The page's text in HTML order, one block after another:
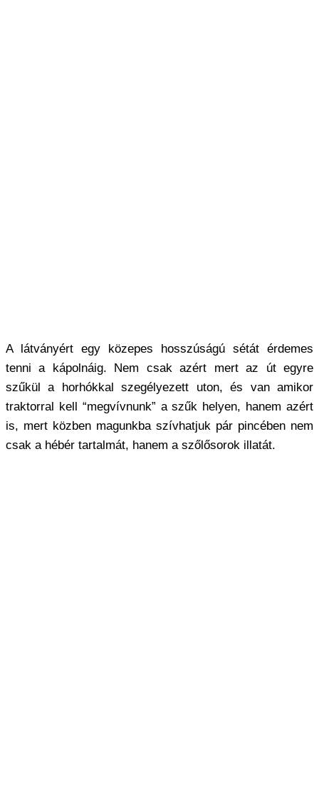
A látványért egy közepes hosszúságú sétát érdemes
tenni a kápolnáig. Nem csak azért mert az út egyre
szűkül a horhókkal szegélyezett uton, és van amikor
traktorral kell “megvívnunk” a szűk helyen, hanem azért
is, mert közben magunkba szívhatjuk pár pincében nem
csak a hébér tartalmát, hanem a szőlősorok illatát.